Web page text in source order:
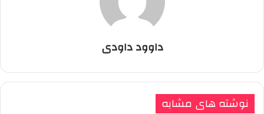
داوود داودی
نوشته های مشابه